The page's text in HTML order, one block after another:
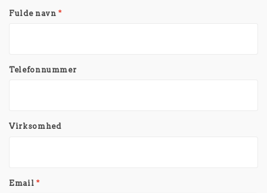
Fulde navn*
Telefonnummer
Virksomhed
Email *